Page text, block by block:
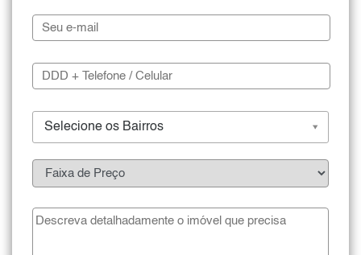
Selecione os Bairros